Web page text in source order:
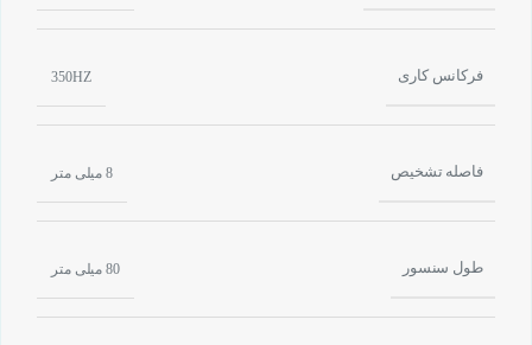
فرکانس کاری 350HZ
فاصله تشخیص 8 میلی متر
طول سنسور 80 میلی متر